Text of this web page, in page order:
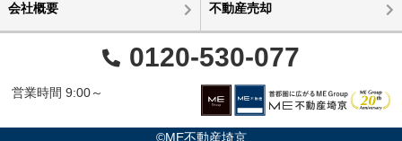
会社概要 不動産売却
0120-530-077
営業時間 9:00～
©ME不動産埼京